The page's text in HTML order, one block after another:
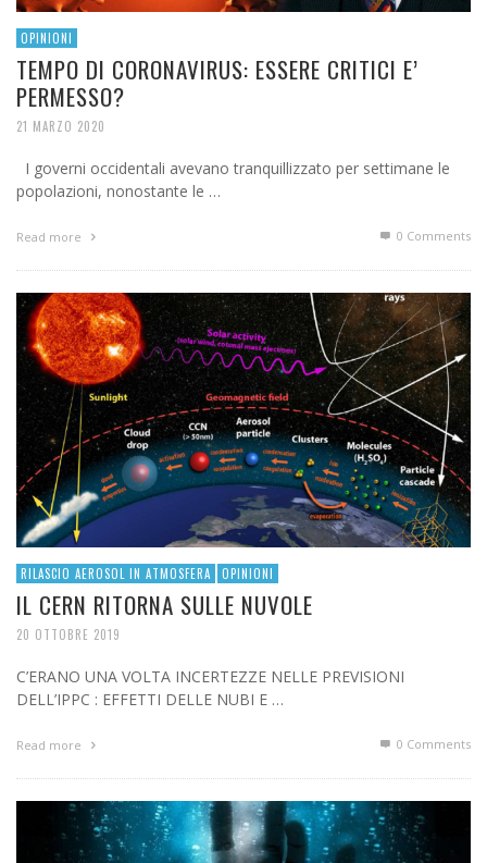
OPINIONI
TEMPO DI CORONAVIRUS: ESSERE CRITICI E’
PERMESSO?
21 MARZO 2020
I governi occidentali avevano tranquillizzato per settimane le
popolazioni, nonostante le …
Read more 0 Comments
RILASCIO AEROSOL IN ATMOSFERA OPINIONI
IL CERN RITORNA SULLE NUVOLE
20 OTTOBRE 2019
C’ERANO UNA VOLTA INCERTEZZE NELLE PREVISIONI
DELL’IPPC : EFFETTI DELLE NUBI E …
Read more 0 Comments